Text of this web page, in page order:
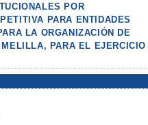
POR
PARA ENTIDADES
LA ORGANIZACIÓN DE
PARA EL EJERCICIO